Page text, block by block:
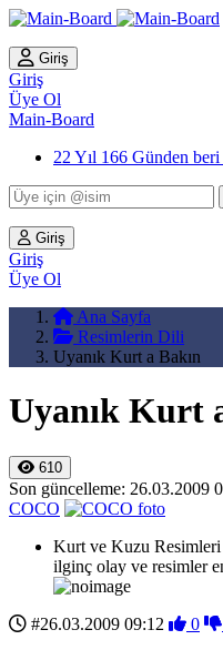
Giriş
Giriş
Üye Ol
Main-Board
22 Yıl 166 Günden
Giriş
Giriş
Üye Ol
Ana Sayfa
Resimlerin Dili
Uyanık Kurt a Bakın
Uyanık Kurt
610
Son güncelleme: 26.03.2009
COCO
Kurt ve Kuzu
ilginç olay ve resimler
#26.03.2009 09:12 0